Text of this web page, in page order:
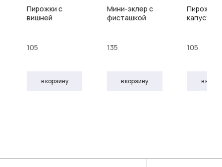
Пирожки с
вишней
105
в корзину
Мини-эклер с
фисташкой
135
в корзину
Пирожки
капустой
105
в